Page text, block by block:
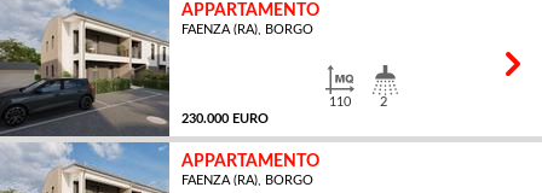
APPARTAMENTO
FAENZA (RA), BORGO
230.000 EURO
110 2
APPARTAMENTO
FAENZA (RA), BORGO